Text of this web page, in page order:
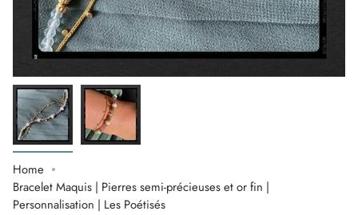
Home
Bracelet Maquis | Pierres semi-précieuses et or fin |
Personnalisation | Les Poétisés